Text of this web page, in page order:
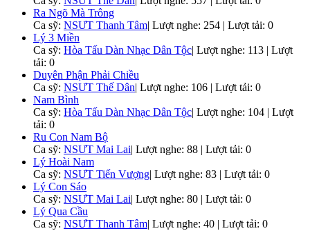
Ra Ngõ Mà Trông
Ca sỹ: NSƯT Thanh Tâm| Lượt nghe: 254 | Lượt tải: 0
Lý 3 Miền
Ca sỹ: Hòa Tấu Dàn Nhạc Dân Tộc| Lượt nghe: 113 | Lượt
tải: 0
Duyên Phận Phải Chiều
Ca sỹ: NSƯT Thế Dân| Lượt nghe: 106 | Lượt tải: 0
Nam Bình
Ca sỹ: Hòa Tấu Dàn Nhạc Dân Tộc| Lượt nghe: 104 | Lượt
tải: 0
Ru Con Nam Bộ
Ca sỹ: NSƯT Mai Lai| Lượt nghe: 88 | Lượt tải: 0
Lý Hoài Nam
Ca sỹ: NSƯT Tiến Vượng| Lượt nghe: 83 | Lượt tải: 0
Lý Con Sáo
Ca sỹ: NSƯT Mai Lai| Lượt nghe: 80 | Lượt tải: 0
Lý Qua Cầu
Ca sỹ: NSƯT Thanh Tâm| Lượt nghe: 40 | Lượt tải: 0